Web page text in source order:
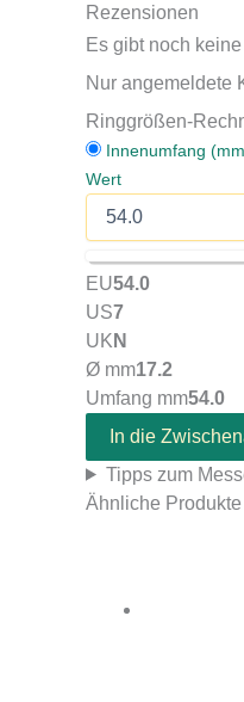
Rezensionen
Es gibt noch
Nur angemeldete
Ringgrößen-
Innenumfang
Wert
EU54.0
US7
UK N
Ø mm17.2
Umfang mm54.0
In die
Tipps zum
Ähnliche Produkte